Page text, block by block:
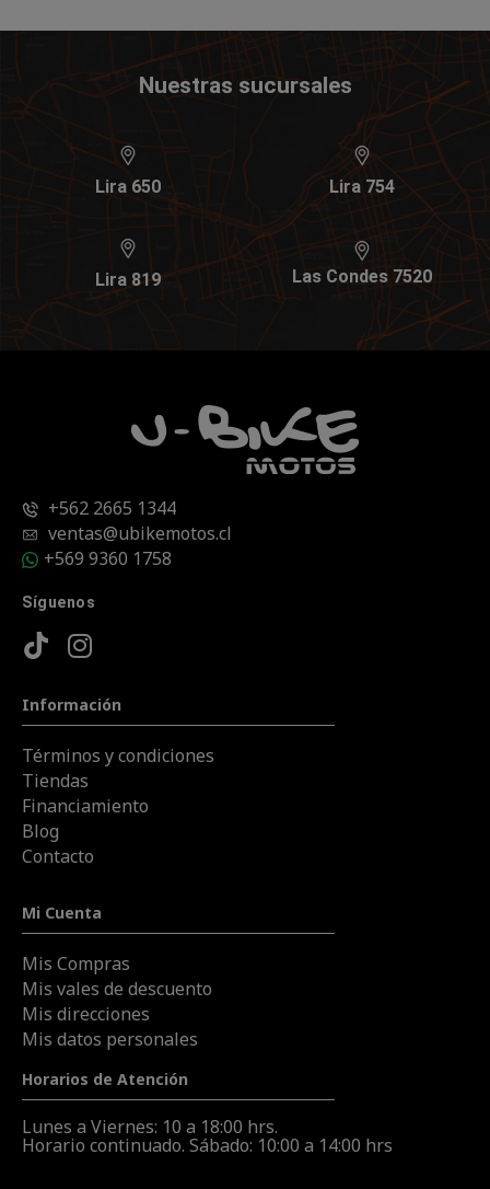
Nuestras sucursales
Lira 650 Lira 754
Lira 819 Las Condes 7520
+562 2665 1344
ventas@ubikemotos.cl
+569 9360 1758
Síguenos
Información
Términos y condiciones
Tiendas
Financiamiento
Blog
Contacto
Mi Cuenta
Mis Compras
Mis vales de descuento
Mis direcciones
Mis datos personales
Horarios de Atención
Lunes a Viernes: 10 a 18:00 hrs.
Horario continuado. Sábado: 10:00 a 14:00 hrs